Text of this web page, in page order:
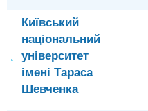
Київський
національний
університет
імені Тараса
Шевченка